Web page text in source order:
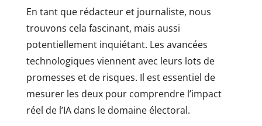
En tant que rédacteur et journaliste, nous
trouvons cela fascinant, mais aussi
potentiellement inquiétant. Les avancées
technologiques viennent avec leurs lots de
promesses et de risques. Il est essentiel de
mesurer les deux pour comprendre l’impact
réel de l’IA dans le domaine électoral.